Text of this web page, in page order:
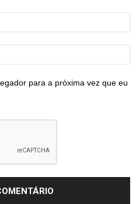
para a próxima vez que eu